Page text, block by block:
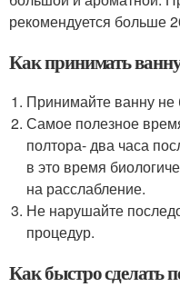
рекомендуется больше
Как принимать
Принимайте ванну
Самое полезное
полтора- два часа
в это время
на расслабление.
Не нарушайте
процедур.
Как быстро сделать